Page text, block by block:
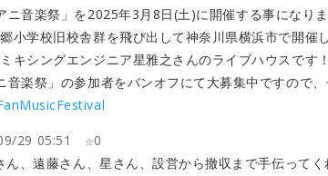
ニ音楽祭」を2025年3月8日(土)に開催する事になりま
小学校旧校舎群を飛び出して神奈川県横浜市で開催
キシングエンジニア星雅之さんのライブハウスです！
音楽祭」の参加者をバンオフにて大募集中ですので
29 05:51
0
ん、遠藤さん、星さん、設営から撤収まで手伝ってく